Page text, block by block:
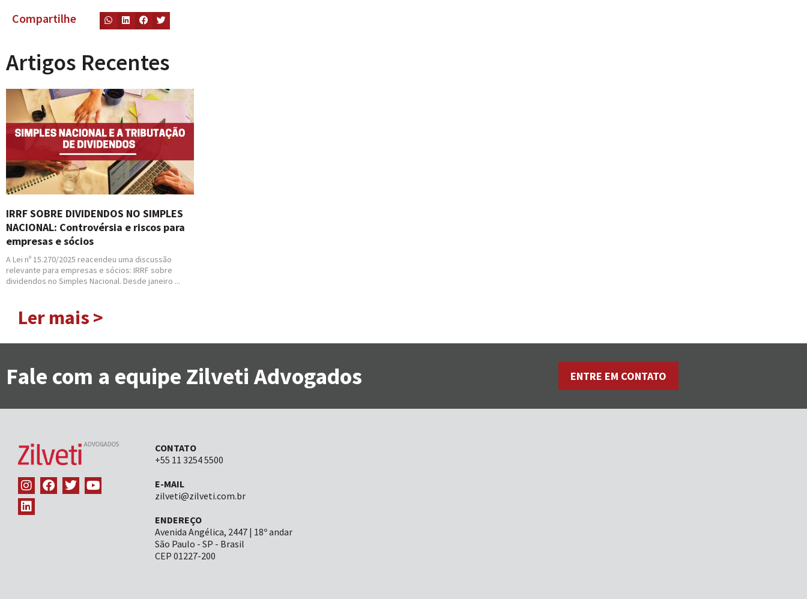
Compartilhe
Artigos Recentes
IRRF SOBRE DIVIDENDOS NO SIMPLES
NACIONAL: Controvérsia e riscos para
empresas e sócios
A Lei nº 15.270/2025 reacendeu uma discussão
relevante para empresas e sócios: IRRF sobre
dividendos no Simples Nacional. Desde janeiro ...
Ler mais >
Fale com a equipe Zilveti Advogados ENTRE EM CONTATO
CONTATO
+55 11 3254 5500
E-MAIL
zilveti@zilveti.com.br
ENDEREÇO
Avenida Angélica, 2447 | 18º andar
São Paulo - SP - Brasil
CEP 01227-200